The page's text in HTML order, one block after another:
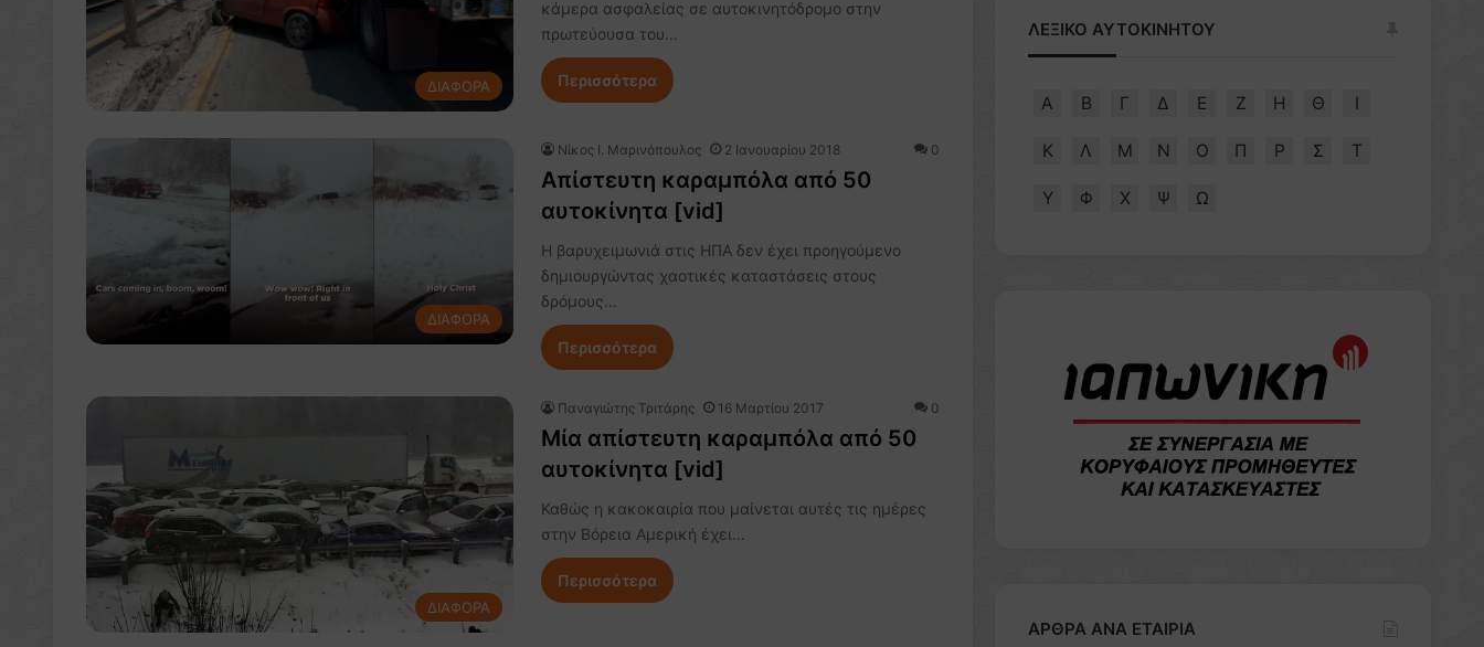
ΔΙΑΦΟΡΑ
κάμερα ασφαλείας σε αυτοκινητόδρομο στην
πρωτεύουσα του…
Περισσότερα
ΔΙΑΦΟΡΑ
Nίκος Ι. Mαρινόπουλος 2 Ιανουαρίου 2018 0
Απίστευτη καραμπόλα από 50
αυτοκίνητα [vid]
Η βαρυχειμωνιά στις ΗΠΑ δεν έχει προηγούμενο
δημιουργώντας χαοτικές καταστάσεις στους
δρόμους…
Περισσότερα
ΔΙΑΦΟΡΑ
Παναγιώτης Τριτάρης 16 Μαρτίου 2017 0
Μία απίστευτη καραμπόλα από 50
αυτοκίνητα [vid]
Καθώς η κακοκαιρία που μαίνεται αυτές τις ημέρες
στην Βόρεια Αμερική έχει…
Περισσότερα
ΛΕΞΙΚΟ ΑΥΤΟΚΙΝΗΤΟΥ
Α Β Γ Δ Ε Ζ Η Θ Ι
Κ Λ Μ Ν Ο Π Ρ Σ Τ
Υ Φ Χ Ψ Ω
ΑΡΘΡΑ ΑΝΑ ΕΤΑΙΡΙΑ